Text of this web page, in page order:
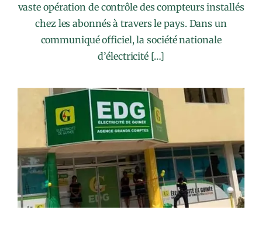
vaste opération de contrôle des compteurs installés
chez les abonnés à travers le pays. Dans un
communiqué officiel, la société nationale
d’électricité […]